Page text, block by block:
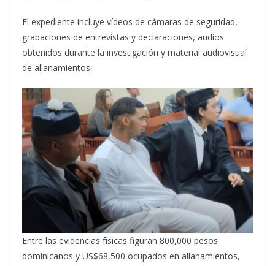
El expediente incluye vídeos de cámaras de seguridad,
grabaciones de entrevistas y declaraciones, audios
obtenidos durante la investigación y material audiovisual
de allanamientos.
Entre las evidencias físicas figuran 800,000 pesos
dominicanos y US$68,500 ocupados en allanamientos,